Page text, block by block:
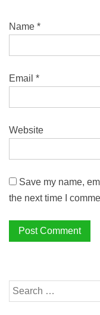
Name *
Email *
Website
Save my name,
the next time I
Search
for: